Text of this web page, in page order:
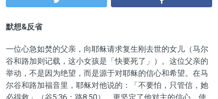
默想&反省
一位心急如焚的父亲，向耶稣请求复生刚去世的女儿（马尔
谷和路加则记载，这小女孩是「快要死了」）。这位父亲的
举动，不是因为绝望，而是源于对耶稣的信心和希望。在马
尔谷和路加福音里，耶稣对他说的：「不要怕，只管信，她